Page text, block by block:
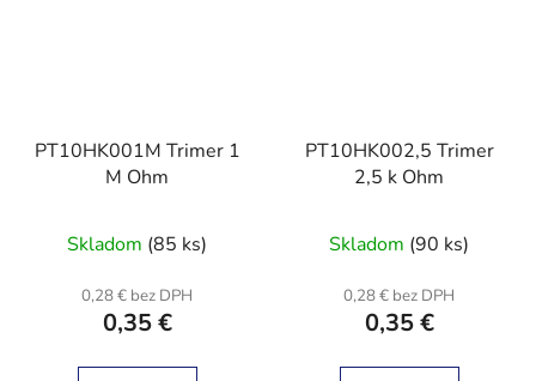
PT10HK001M Trimer 1
M Ohm
Skladom (85 ks)
0,28 € bez DPH
0,35 €
PT10HK002,5 Trimer
2,5 k Ohm
Skladom (90 ks)
0,28 € bez DPH
0,35 €